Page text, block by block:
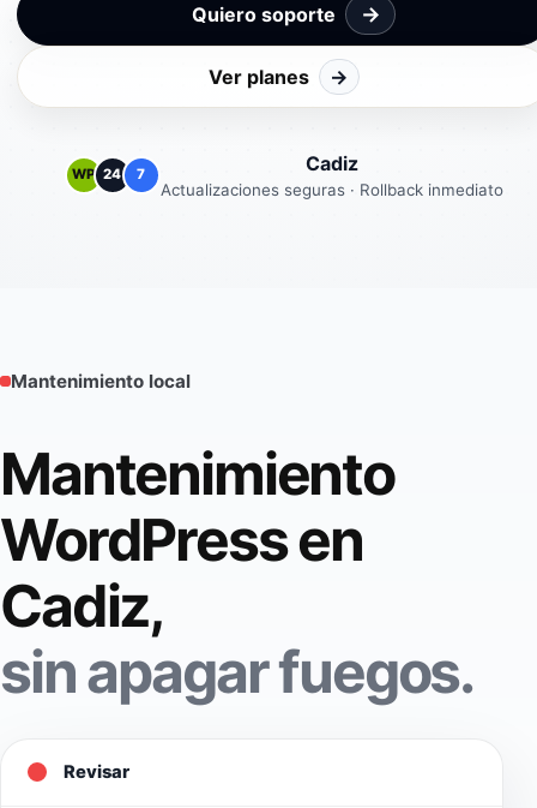
Quiero soporte →
Ver planes →
WP 24 7 Cadiz
Actualizaciones seguras · Rollback inmediato
Mantenimiento local
Mantenimiento
WordPress en
Cadiz,
sin apagar fuegos.
Revisar